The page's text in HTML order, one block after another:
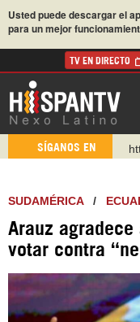
Usted puede descargar el
para un mejor
TV EN DIRECTO
SÍGANOS EN
SUDAMÉRICA/
Arauz
votar contra